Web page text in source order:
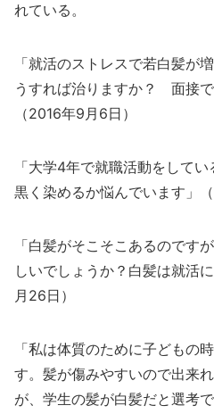
れている。
「就活のストレスで若白髪が
うすれば治りますか？ 面接で
（2016年9月6日）
「大学4年で就職活動をしてい
黒く染めるか悩んでいます」
「白髪がそこそこあるのです
しいでしょうか？白髪は就活
月26日）
「私は体質のために子どもの
す。髪が傷みやすいので出来
が、学生の髪が白髪だと選考